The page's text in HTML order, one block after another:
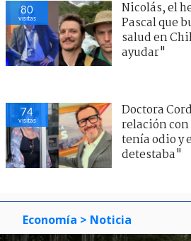
80
visitas
Nicolás, el
Pascal que
salud en
ayudar"
74
visitas
Doctora
relación
tenía odio y
detestaba"
Economía > Noticia